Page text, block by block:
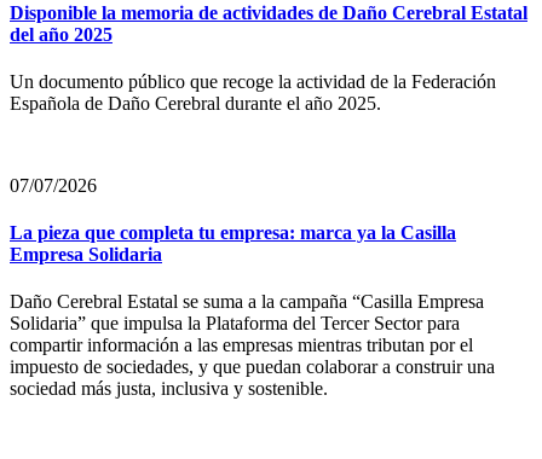
Disponible la memoria de actividades de Daño Cerebral Estatal
del año 2025
Un documento público que recoge la actividad de la Federación
Española de Daño Cerebral durante el año 2025.
07/07/2026
La pieza que completa tu empresa: marca ya la Casilla
Empresa Solidaria
Daño Cerebral Estatal se suma a la campaña “Casilla Empresa
Solidaria” que impulsa la Plataforma del Tercer Sector para
compartir información a las empresas mientras tributan por el
impuesto de sociedades, y que puedan colaborar a construir una
sociedad más justa, inclusiva y sostenible.